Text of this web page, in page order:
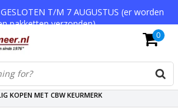
T/M 7 AUGUSTUS (er worden
pakketten verzonden)
€ 7,95 (GRATIS VA €75,-)
PRIJZEN TOT WEL 75% KORTING !
KOPEN MET CBW KEURMERK
0